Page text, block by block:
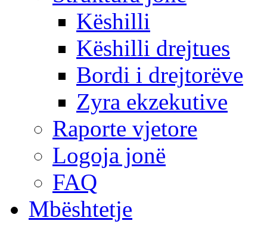
Këshilli
Këshilli drejtues
Bordi i drejtorëve
Zyra ekzekutive
Raporte vjetore
Logoja jonë
FAQ
Mbështetje